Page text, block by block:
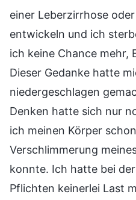
einer Leberzirrhose
entwickeln und ich
ich keine Chance mehr,
Dieser Gedanke hatte
niedergeschlagen
Denken hatte sich nur
ich meinen Körper
Verschlimmerung
konnte. Ich hatte bei
Pflichten keinerlei Last